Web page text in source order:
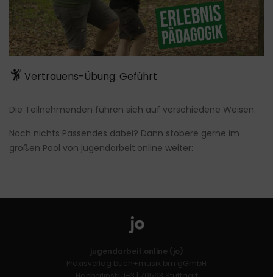
Vertrauens-Übung: Geführt
Die Teilnehmenden führen sich auf verschiedene Weisen.
Noch nichts Passendes dabei? Dann stöbere gerne im
großen Pool von jugendarbeit.online weiter:
jugendarbeit.online (jo)
Praxisverlag buch+musik bm gGmbH